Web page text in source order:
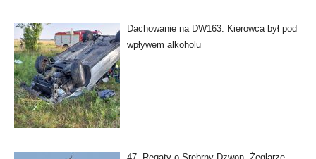
Dachowanie na DW163. Kierowca był pod
wpływem alkoholu